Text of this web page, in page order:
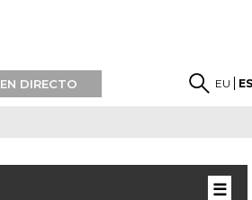
EN DIRECTO EU
☰